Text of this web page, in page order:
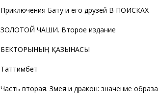
Приключения Бату и его друзей В ПОИСКАХ
ЗОЛОТОЙ ЧАШИ. Второе издание
БЕКТОРЫНЫҢ ҚАЗЫНАСЫ
Таттимбет
Часть вторая. Змея и дракон: значение образа